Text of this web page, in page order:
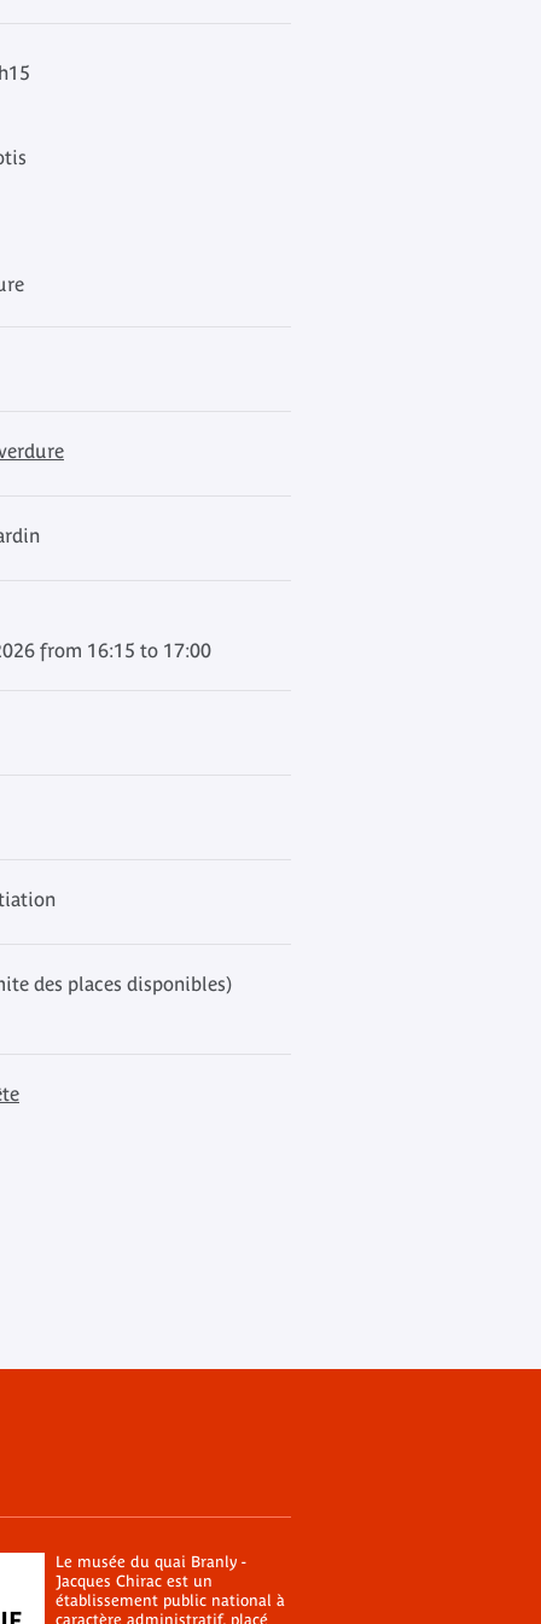
from 16:15 to 17:00
des places disponibles)
Le musée du quai Branly -
Jacques Chirac est un
établissement public national à
caractère administratif, placé